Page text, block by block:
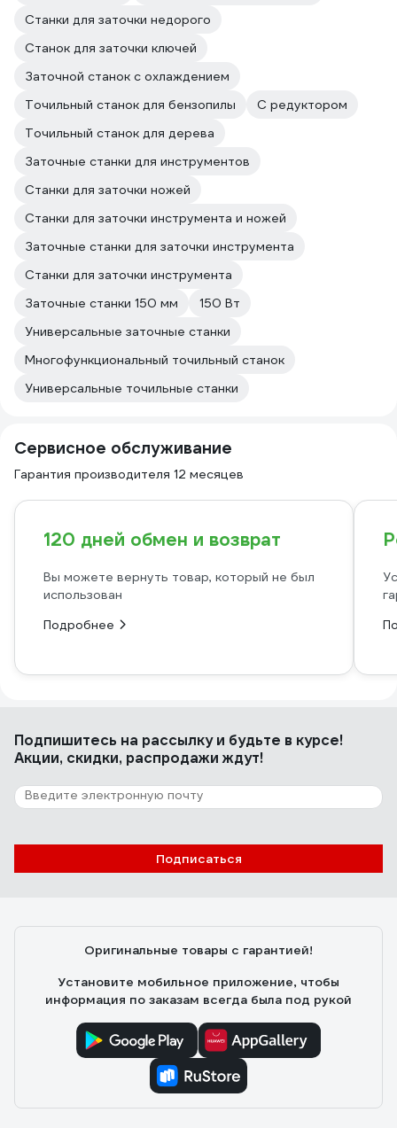
Станки для заточки недорого
Станок для заточки ключей
Заточной станок с охлаждением
Точильный станок для бензопилы
С редуктором
Точильный станок для дерева
Заточные станки для инструментов
Станки для заточки ножей
Станки для заточки инструмента и ножей
Заточные станки для заточки инструмента
Станки для заточки инструмента
Заточные станки 150 мм
150 Вт
Универсальные заточные станки
Многофункциональный точильный станок
Универсальные точильные станки
Сервисное обслуживание
Гарантия производителя 12 месяцев
120 дней обмен и возврат
Вы можете вернуть товар, который не был
использован
Подробнее
Подпишитесь на рассылкуи будьте в курсе!
Акции, скидки, распродажи ждут!
Подписаться
Оригинальные товары с гарантией!
Установите мобильное приложение, чтобы
информация по заказам всегда была под рукой